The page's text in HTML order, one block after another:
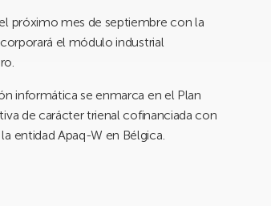
próximo mes de septiembre con la
el módulo industrial
informática se enmarca en el Plan
de carácter trienal cofinanciada con
entidad Apaq-W en Bélgica.